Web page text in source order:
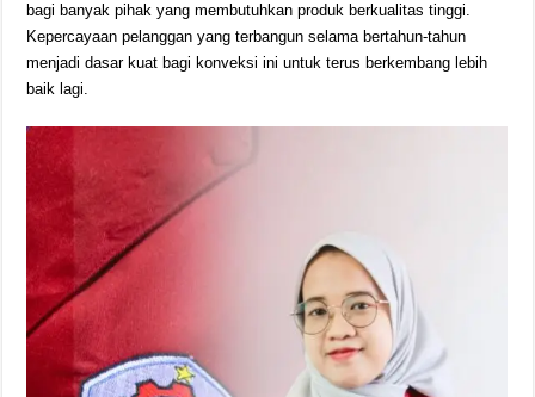
bagi banyak pihak yang membutuhkan produk berkualitas tinggi.
Kepercayaan pelanggan yang terbangun selama bertahun-tahun
menjadi dasar kuat bagi konveksi ini untuk terus berkembang lebih
baik lagi.